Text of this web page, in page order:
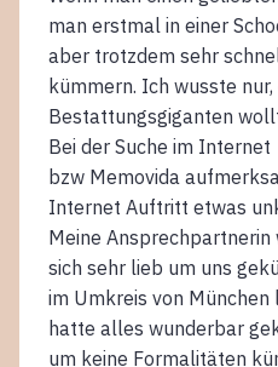
man erstmal in einer
aber trotzdem sehr
kümmern. Ich wusste
Bestattungsgiganten
Bei der Suche im
bzw Memovida
Internet Auftritt etwas
Meine Ansprechpartnerin
sich sehr lieb um uns
im Umkreis von München
hatte alles wunderbar
um keine Formalitäten